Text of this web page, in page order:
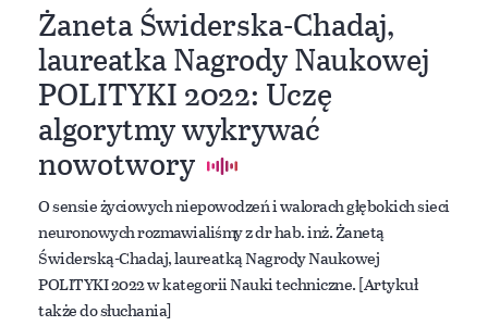
Żaneta Świderska-Chadaj,
laureatka Nagrody Naukowej
POLITYKI 2022: Uczę
algorytmy wykrywać
nowotwory
O sensie życiowych niepowodzeń i walorach głębokich sieci
neuronowych rozmawialiśmy z dr hab. inż. Żanetą
Świderską-Chadaj, laureatką Nagrody Naukowej
POLITYKI 2022 w kategorii Nauki techniczne. [Artykuł
także do słuchania]